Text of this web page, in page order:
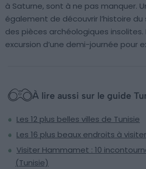
à Saturne, sont à ne pas manquer.
également de découvrir l’histoire
des pièces archéologiques insolites.
excursion d’une demi-journée pour
À lire aussi sur le guide
Les 12 plus belles villes de Tunisie
Les 16 plus beaux endroits à
Visiter Hammamet : 10
(Tunisie)